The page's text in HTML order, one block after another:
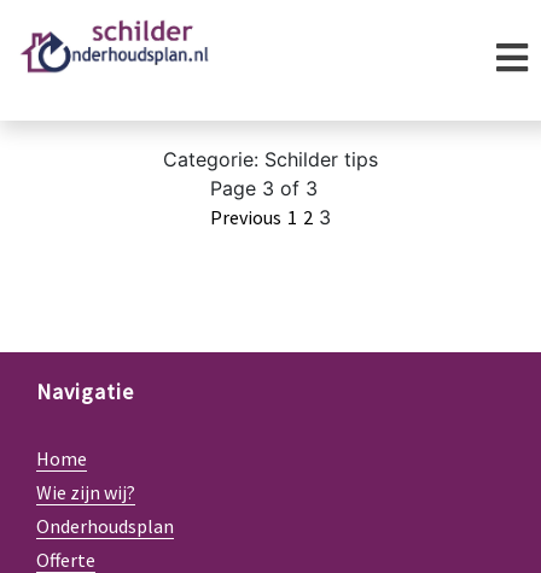
Categorie: Schilder tips
Page 3 of 3
Previous 1 2 3
Navigatie
Home
Wie zijn wij?
Onderhoudsplan
Offerte